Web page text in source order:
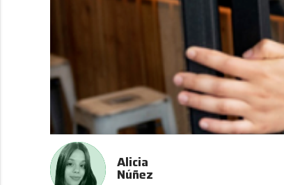
Alicia
Núñez